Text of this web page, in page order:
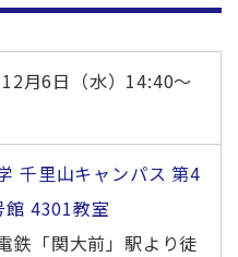
月6日（水）14:40～
千里山キャンパス 第4
館 4301教室
鉄「関大前」駅より徒